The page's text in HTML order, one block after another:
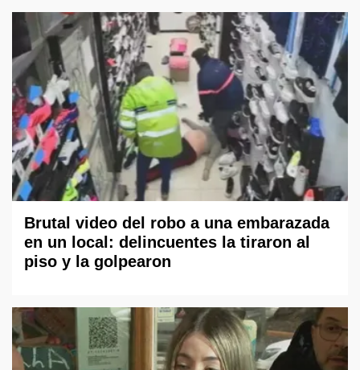
Brutal video del robo a una embarazada
en un local: delincuentes la tiraron al
piso y la golpearon